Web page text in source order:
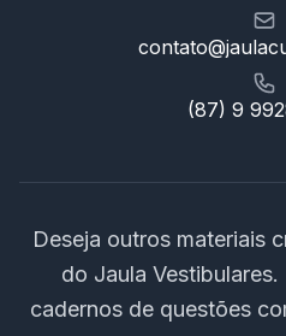
(87) 9
Deseja outros materiais
do Jaula
cadernos de questões